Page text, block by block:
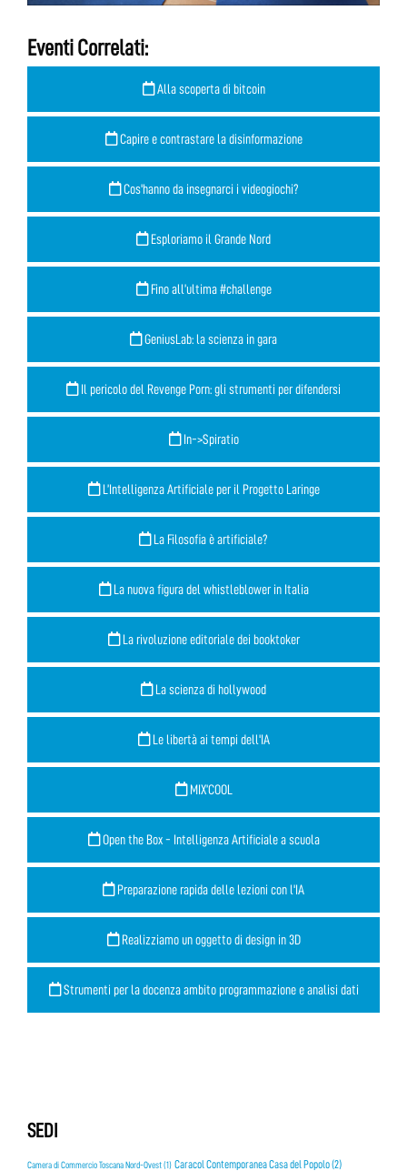
Eventi Correlati:
Alla scoperta di bitcoin
Capire e contrastare la disinformazione
Cos'hanno da insegnarci i videogiochi?
Esploriamo il Grande Nord
Fino all’ultima #challenge
GeniusLab: la scienza in gara
Il pericolo del Revenge Porn: gli strumenti per difendersi
In->Spiratio
L’Intelligenza Artificiale per il Progetto Laringe
La Filosofia è artificiale?
La nuova figura del whistleblower in Italia
La rivoluzione editoriale dei booktoker
La scienza di hollywood
Le libertà ai tempi dell'IA
MIX’COOL
Open the Box - Intelligenza Artificiale a scuola
Preparazione rapida delle lezioni con l'IA
Realizziamo un oggetto di design in 3D
Strumenti per la docenza ambito programmazione e analisi dati
SEDI
Camera di Commercio Toscana Nord-Ovest(1) Caracol Contemporanea Casa del Popolo(2)